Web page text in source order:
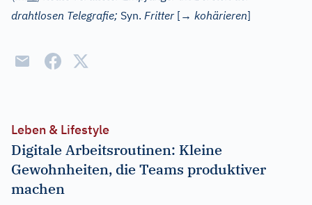
drahtlosen Telegrafie; Syn. Fritter [→ kohärieren]
Leben & Lifestyle
Digitale Arbeitsroutinen: Kleine
Gewohnheiten, die Teams produktiver
machen